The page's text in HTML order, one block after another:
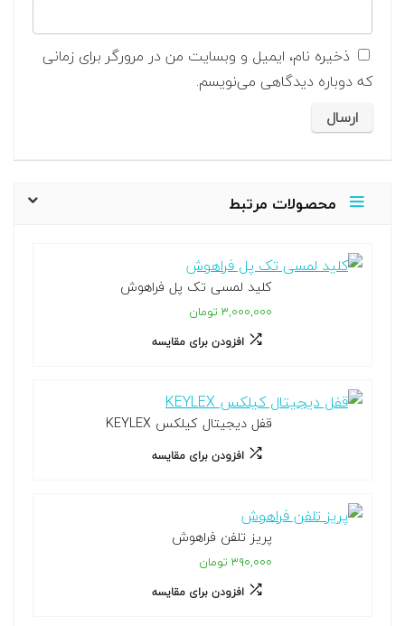
ذخیره نام، ایمیل و وبسایت من در مرورگر برای زمانی
که دوباره دیدگاهی می‌نویسم.
محصولات مرتبط
کلید لمسی تک پل فراهوش
۳,۰۰۰,۰۰۰ تومان
افزودن برای مقایسه
قفل دیجیتال کیلکس KEYLEX
افزودن برای مقایسه
پریز تلفن فراهوش
۳۹۰,۰۰۰ تومان
افزودن برای مقایسه